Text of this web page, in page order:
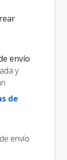
envío
y
de
envío